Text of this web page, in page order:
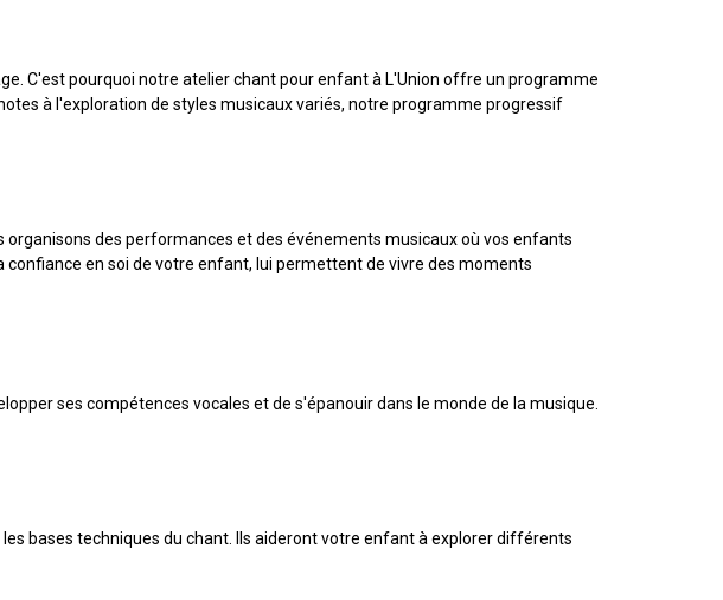
C'est pourquoi notre atelier chant pour enfant à L'Union offre un programme
à l'exploration de styles musicaux variés, notre programme progressif
des performances et des événements musicaux où vos enfants
en soi de votre enfant, lui permettent de vivre des moments
ses compétences vocales et de s'épanouir dans le monde de la musique.
bases techniques du chant. Ils aideront votre enfant à explorer différents